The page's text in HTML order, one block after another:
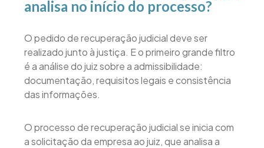
analisa no início do processo?
O pedido de recuperação judicial deve ser
realizado junto à justiça. E o primeiro grande filtro
é a análise do juiz sobre a admissibilidade:
documentação, requisitos legais e consistência
das informações.
O processo de recuperação judicial se inicia com
a solicitação da empresa ao juiz, que analisa a